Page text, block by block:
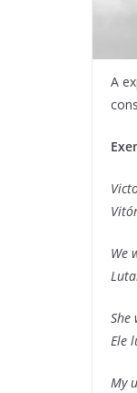
A
We
She
Ele
My